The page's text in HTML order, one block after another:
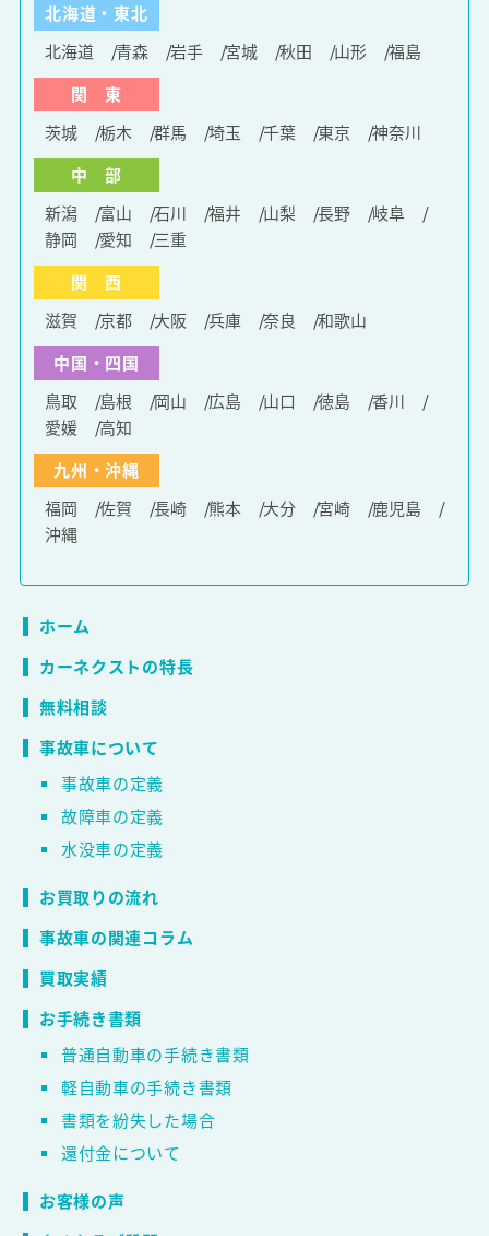
北海道・東北
北海道
青森 岩手 宮城 秋田 山形
福島
関 東
茨城
栃木 群馬 埼玉 千葉 東京
神奈川
中 部
新潟
富山 石川 福井 山梨 長野
岐阜
静岡
愛知
三重
関 西
滋賀
京都 大阪 兵庫 奈良
和歌山
中国・四国
鳥取
島根 岡山 広島 山口 徳島
香川
愛媛
高知
九州・沖縄
福岡
佐賀 長崎 熊本 大分 宮崎
鹿児島
沖縄
ホーム
カーネクストの特長
無料相談
事故車について
事故車の定義
故障車の定義
水没車の定義
お買取りの流れ
事故車の関連コラム
買取実績
お手続き書類
普通自動車の手続き書類
軽自動車の手続き書類
書類を紛失した場合
還付金について
お客様の声